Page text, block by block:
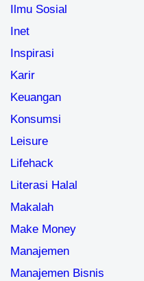
Ilmu Sosial
Inet
Inspirasi
Karir
Keuangan
Konsumsi
Leisure
Lifehack
Literasi Halal
Makalah
Make Money
Manajemen
Manajemen Bisnis